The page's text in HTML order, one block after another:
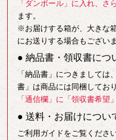
「ダンボール」に入れ、さ
ます。
※お届けする箱が、大きな
にお送りする場合もございま
● 納品書・領収書につ
「納品書」につきましては
書」は商品には同梱してお
「通信欄」に「領収書希望」
● 送料・お届けについ
ご利用ガイドをご覧ください